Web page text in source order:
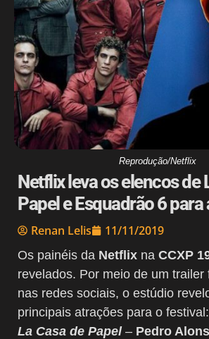
Reprodução/Netflix
Netflix leva os elencos de
Papel e Esquadrão 6 para
Renan Lelis 11/11/2019
Os painéis da Netflix na CCXP
revelados. Por meio de um trailer
nas redes sociais, o estúdio
principais atrações para o
La Casa de Papel– Pedro